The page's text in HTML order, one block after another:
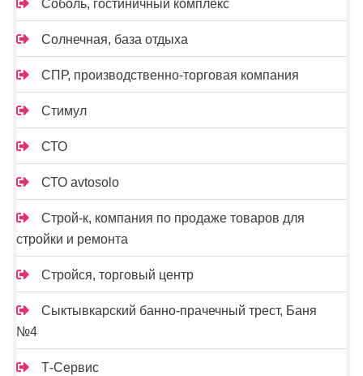
Соболь, гостиничный комплекс
Солнечная, база отдыха
СПР, производственно-торговая компания
Стимул
СТО
СТО avtosolo
Строй-к, компания по продаже товаров для
стройки и ремонта
Стройся, торговый центр
Сыктывкарский банно-прачечный трест, Баня
№4
Т-Сервис